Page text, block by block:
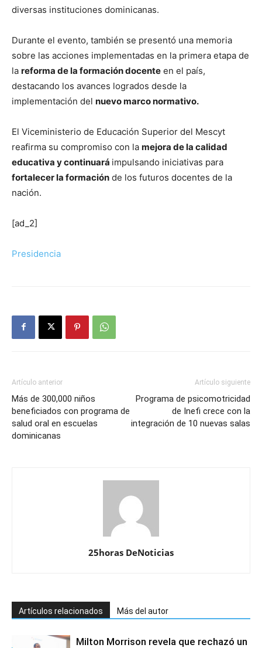
diversas instituciones dominicanas.
Durante el evento, también se presentó una memoria
sobre las acciones implementadas en la primera etapa de
la reforma de la formación docente en el país,
destacando los avances logrados desde la
implementación del nuevo marco normativo.
El Viceministerio de Educación Superior del Mescyt
reafirma su compromiso con la mejora de la calidad
educativa y continuará impulsando iniciativas para
fortalecer la formación de los futuros docentes de la
nación.
[ad_2]
Presidencia
Artículo anterior
Más de 300,000 niños
beneficiados con programa de
salud oral en escuelas
dominicanas
Artículo siguiente
Programa de psicomotricidad
de Inefi crece con la
integración de 10 nuevas salas
25horas DeNoticias
Artículos relacionados Más del autor
Milton Morrison revela que rechazó un